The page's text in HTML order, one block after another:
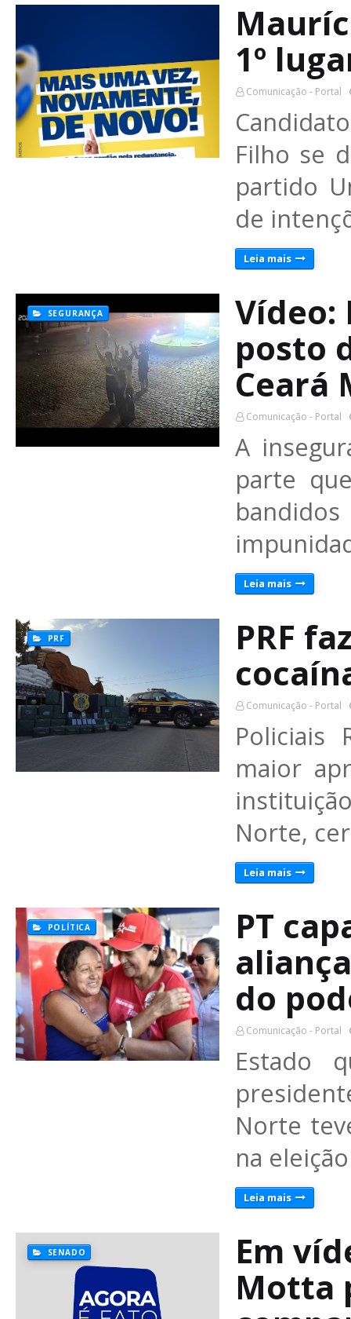
1º
Comunicação - Portal
Filho se
partido
de
Leia mais
SEGURANÇA
Vídeo:
posto
Ceará
Comunicação - Portal
A
parte
Leia mais
PRF
PRF
Comunicação - Portal
Policiais
maior
Norte,
Leia mais
POLÍTICA
PT
do
Comunicação - Portal
Estado
Norte
na
Leia mais
SENADO
Em
Motta